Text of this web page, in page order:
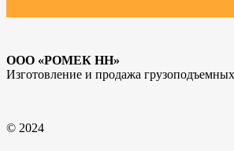
ООО «РОМЕК НН»
Изготовление и продажа
© 2024